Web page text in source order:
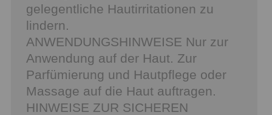
gelegentliche Hautirritationen zu
lindern.
ANWENDUNGSHINWEISE Nur zur
Anwendung auf der Haut. Zur
Parfümierung und Hautpflege oder
Massage auf die Haut auftragen.
HINWEISE ZUR SICHEREN